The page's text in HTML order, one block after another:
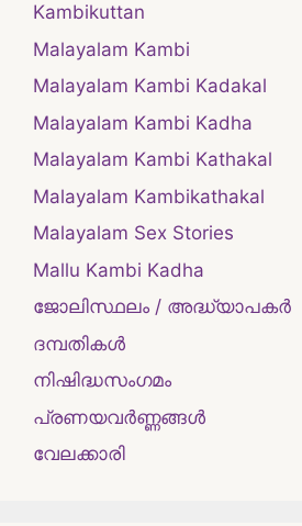
Kambikuttan
Malayalam Kambi
Malayalam Kambi Kadakal
Malayalam Kambi Kadha
Malayalam Kambi Kathakal
Malayalam Kambikathakal
Malayalam Sex Stories
Mallu Kambi Kadha
ജോലിസ്ഥലം / അദ്ധ്യാപകർ
ദമ്പതികള്‍
നിഷിദ്ധസംഗമം
പ്രണയവർണ്ണങ്ങൾ
വേലക്കാരി